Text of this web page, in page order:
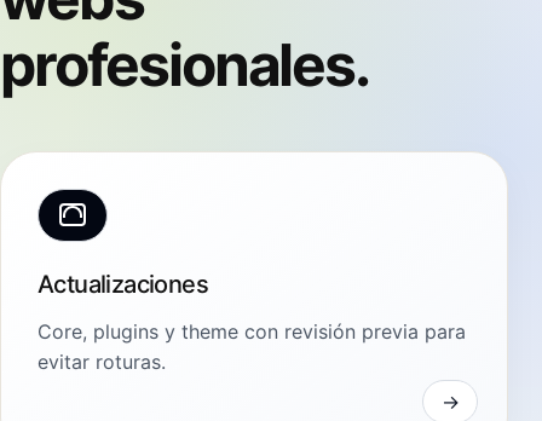
profesionales.
Actualizaciones
Core, plugins y theme con revisión previa para
evitar roturas.